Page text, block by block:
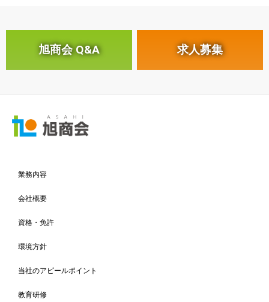
旭商会 Q&A 求人募集
業務内容
会社概要
資格・免許
環境方針
当社のアピールポイント
教育研修